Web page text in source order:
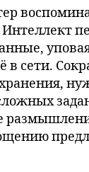
в сети.